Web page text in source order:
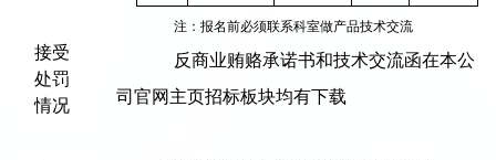
接受
处罚
情况
注：报名前必须联系科室做产品技术交流
反商业贿赂承诺书和技术交流函在本公
司官网主页招标板块均有下载